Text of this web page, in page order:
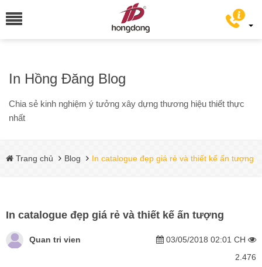
In Hồng Đăng Blog
Chia sẻ kinh nghiệm ý tưởng xây dựng thương hiệu thiết thực
nhất
Trang chủ Blog In catalogue đẹp giá rẻ và thiết kế ấn tượng
In catalogue đẹp giá rẻ và thiết kế ấn tượng
Quan tri vien
03/05/2018 02:01 CH
2.476